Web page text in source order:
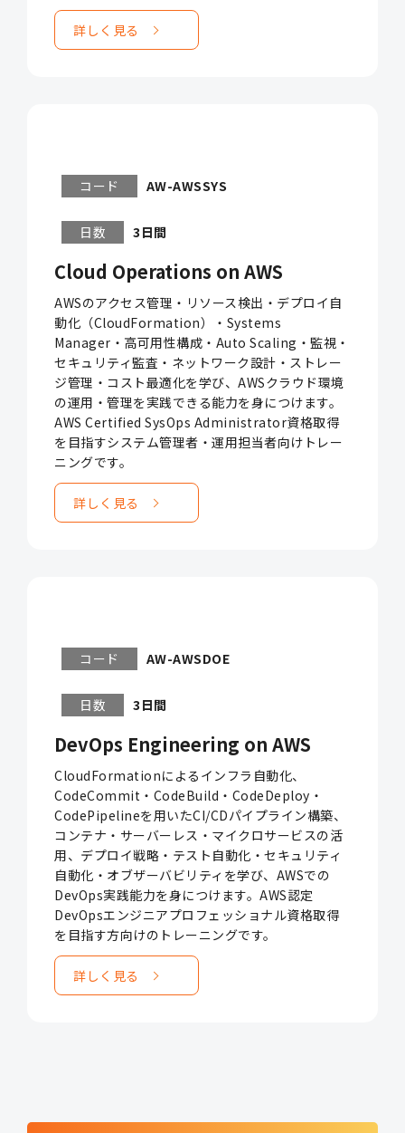
詳しく見る
コード AW-AWSSYS
日数 3日間
Cloud Operations on AWS
AWSのアクセス管理・リソース検出・デプロイ自
動化（CloudFormation）・Systems
Manager・高可用性構成・Auto Scaling・監視・
セキュリティ監査・ネットワーク設計・ストレー
ジ管理・コスト最適化を学び、AWSクラウド環境
の運用・管理を実践できる能力を身につけます。
AWS Certified SysOps Administrator資格取得
を目指すシステム管理者・運用担当者向けトレー
ニングです。
詳しく見る
コード AW-AWSDOE
日数 3日間
DevOps Engineering on AWS
CloudFormationによるインフラ自動化、
CodeCommit・CodeBuild・CodeDeploy・
CodePipelineを用いたCI/CDパイプライン構築、
コンテナ・サーバーレス・マイクロサービスの活
用、デプロイ戦略・テスト自動化・セキュリティ
自動化・オブザーバビリティを学び、AWSでの
DevOps実践能力を身につけます。AWS認定
DevOpsエンジニアプロフェッショナル資格取得
を目指す方向けのトレーニングです。
詳しく見る